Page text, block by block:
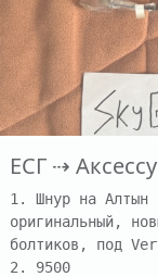
ЕСГ ⇢
1. Шнур на Алтын
оригинальный,
болтиков, под
2. 9500